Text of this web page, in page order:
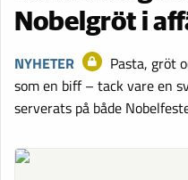
Nobelgröt i
NYHETER
Pasta, gröt
som en biff – tack vare en
serverats på både